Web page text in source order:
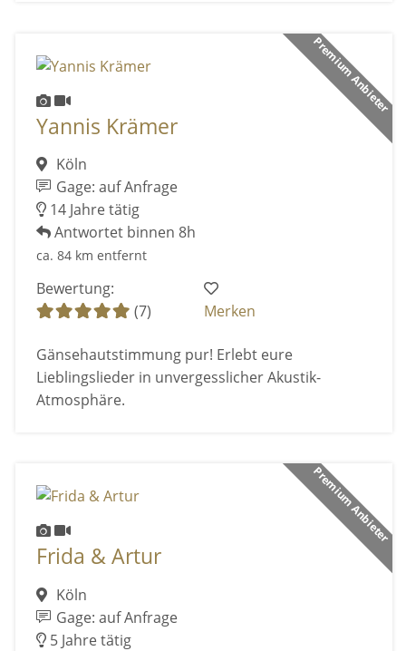
Premium Anbieter
Yannis Krämer
Köln
Gage: auf Anfrage
14 Jahre tätig
Antwortet binnen 8h
ca. 84 km entfernt
Bewertung:
(7)
Merken
Gänsehautstimmung pur! Erlebt eure
Lieblingslieder in unvergesslicher Akustik-
Atmosphäre.
Premium Anbieter
Frida & Artur
Köln
Gage: auf Anfrage
5 Jahre tätig